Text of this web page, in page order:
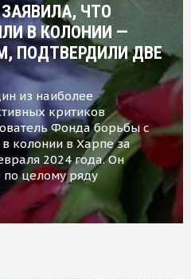
ЧТО
В КОЛОНИИ —
ПОДТВЕРДИЛИ ДВЕ
из наиболее
критиков
Фонда борьбы с
колонии в Харпе за
2024 года. Он
по целому ряду